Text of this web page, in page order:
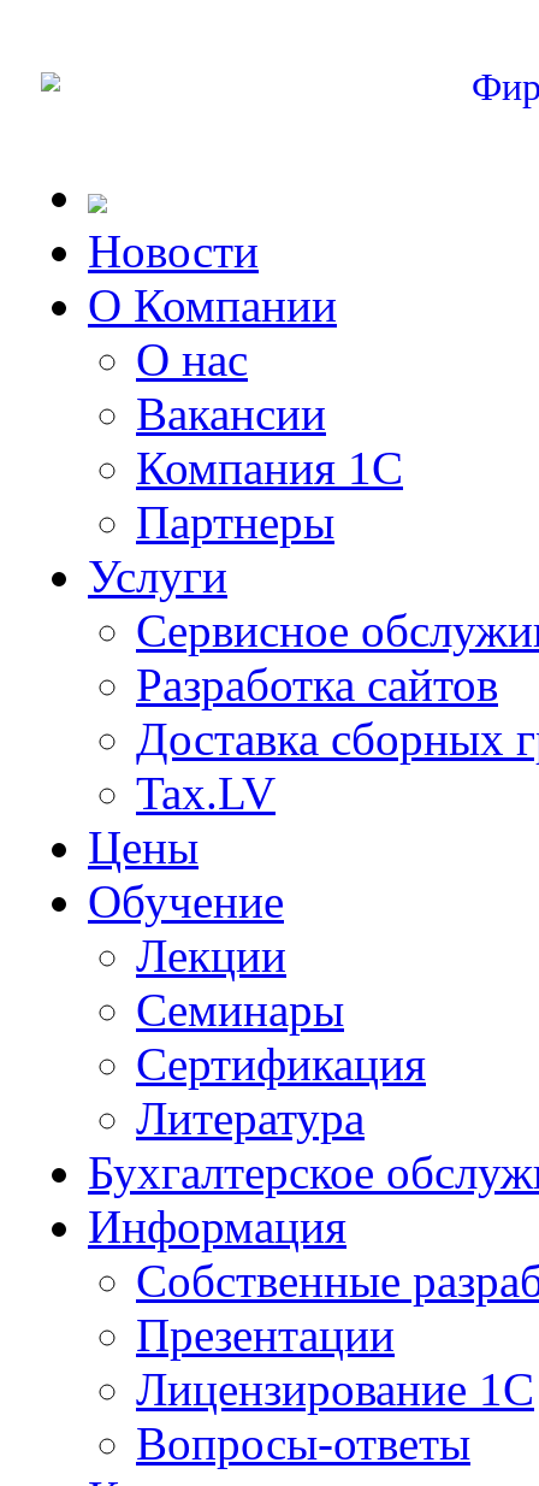
Новости
О Компании
О нас
Вакансии
Компания 1С
Партнеры
Услуги
Сервисное
Разработка сайтов
Доставка сборных
Tax.LV
Цены
Обучение
Лекции
Семинары
Сертификация
Литература
Бухгалтерское
Информация
Собственные
Презентации
Лицензирование 1С
Вопросы-ответы